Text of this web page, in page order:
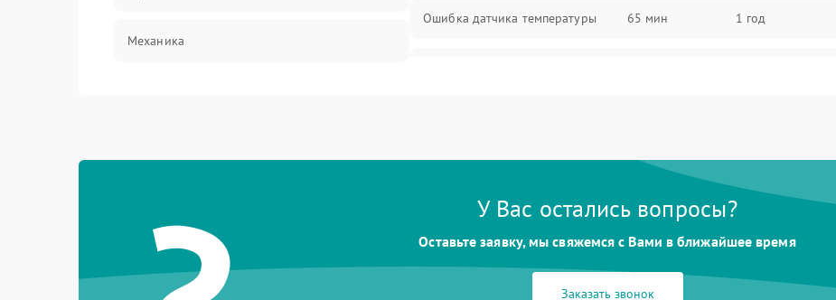
Механика
Ошибка датчика температуры 65 мин 1 год
70 мин
Не сохраняет настройки 65 мин
Не включается 60 мин
У Вас остались вопросы?
Оставьте заявку, мы свяжемся с Вами в ближайшее время
Заказать звонок